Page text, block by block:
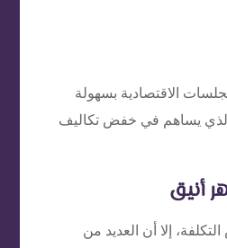
الاقتصادية بسهولة
الذي يساهم في خفض تكاليف
أنيق
إلا أن العديد من